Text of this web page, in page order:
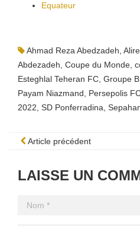
Equateur
Ahmad Reza Abedzadeh
Abdezadeh Coupe du Monde
Esteghlal Teheran FC Groupe B
Payam Niazmand
Persepolis
2022 SD Ponferradina
Article précédent
LAISSE UN